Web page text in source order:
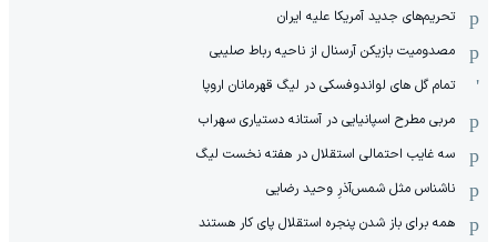
تحریم‌های جدید آمریکا علیه ایران
مصدومیت بازیکن آرسنال از ناحیه رباط صلیبی
تمام گل های لواندوفسکی در لیگ قهرمانان اروپا
مربی مطرح اسپانیایی در آستانه دستیاری سهراب
سه غایب احتمالی استقلال در هفته نخست لیگ
ناشناس مثل شمس‌آذرِ وحید رضایی
همه برای باز شدن پنجره استقلال پای کار هستند